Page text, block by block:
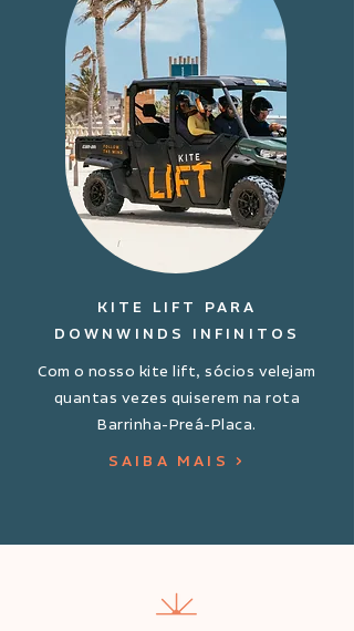
KITE LIFT PARA
DOWNWINDS INFINITOS
Com o nosso kite lift, sócios velejam
quantas vezes quiserem na rota
Barrinha-Preá-Placa.
SAIBA MAIS >